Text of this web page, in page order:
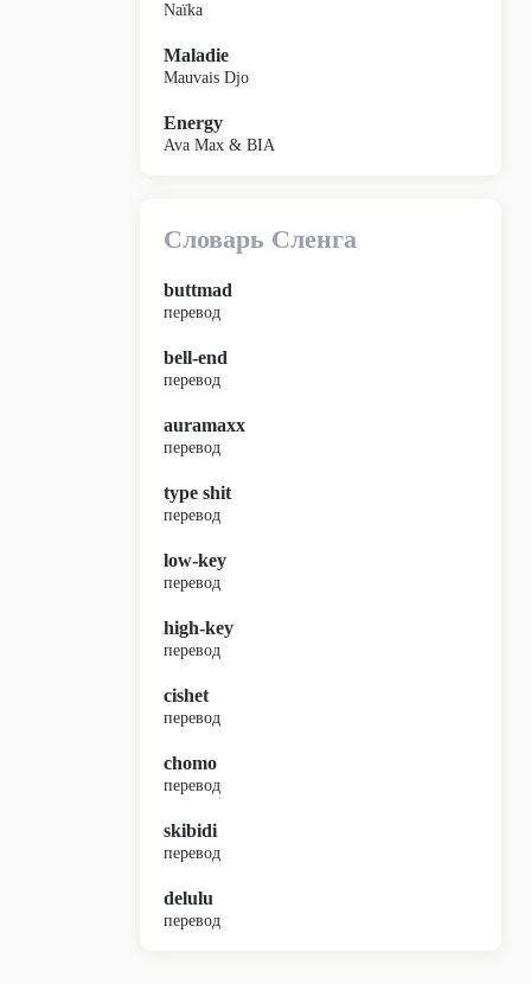
Naïka
Maladie
Mauvais Djo
Energy
Ava Max & BIA
Словарь Сленга
buttmad
перевод
bell-end
перевод
auramaxx
перевод
type shit
перевод
low-key
перевод
high-key
перевод
cishet
перевод
chomo
перевод
skibidi
перевод
delulu
перевод